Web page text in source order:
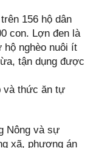
156 hộ dân
con. Lợn đen là
nghèo nuôi ít
tận dụng được
và thức ăn tự
Nông và sự
xã, phương án